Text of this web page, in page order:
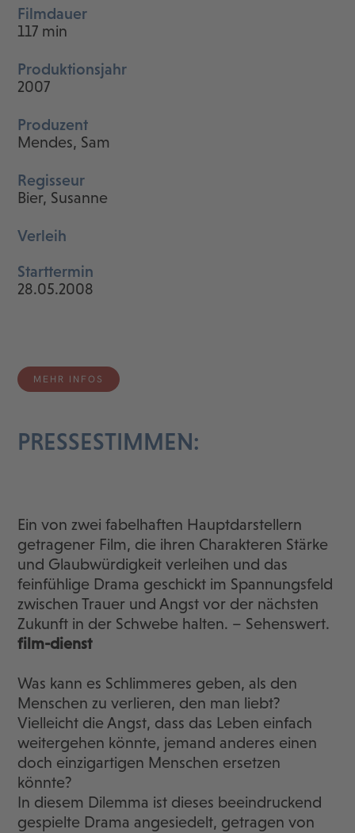
Filmdauer
117 min
Produktionsjahr
2007
Produzent
Mendes, Sam
Regisseur
Bier, Susanne
Verleih
Starttermin
28.05.2008
MEHR INFOS
PRESSESTIMMEN:
Ein von zwei fabelhaften Hauptdarstellern
getragener Film, die ihren Charakteren Stärke
und Glaubwürdigkeit verleihen und das
feinfühlige Drama geschickt im Spannungsfeld
zwischen Trauer und Angst vor der nächsten
Zukunft in der Schwebe halten. – Sehenswert.
film-dienst
Was kann es Schlimmeres geben, als den
Menschen zu verlieren, den man liebt?
Vielleicht die Angst, dass das Leben einfach
weitergehen könnte, jemand anderes einen
doch einzigartigen Menschen ersetzen
könnte?
In diesem Dilemma ist dieses beeindruckend
gespielte Drama angesiedelt, getragen von